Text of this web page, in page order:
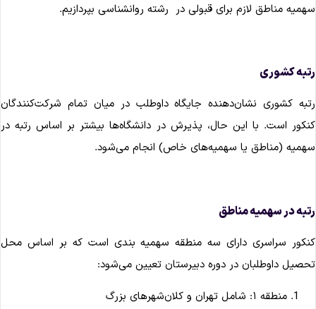
مناطق لازم برای قبولی در رشته روانشناسی بپردازیم.
کشوری
کشوری نشان‌دهنده جایگاه داوطلب در میان تمام شرکت‌کنندگان
است. با این حال، پذیرش در دانشگاه‌ها بیشتر بر اساس رتبه در
(مناطق یا سهمیه‌های خاص) انجام می‌شود.
در سهمیه مناطق
سراسری دارای سه منطقه سهمیه ‌بندی است که بر اساس محل
داوطلبان در دوره دبیرستان تعیین می‌شود:
منطقه ۱: شامل تهران و کلان‌شهرهای بزرگ